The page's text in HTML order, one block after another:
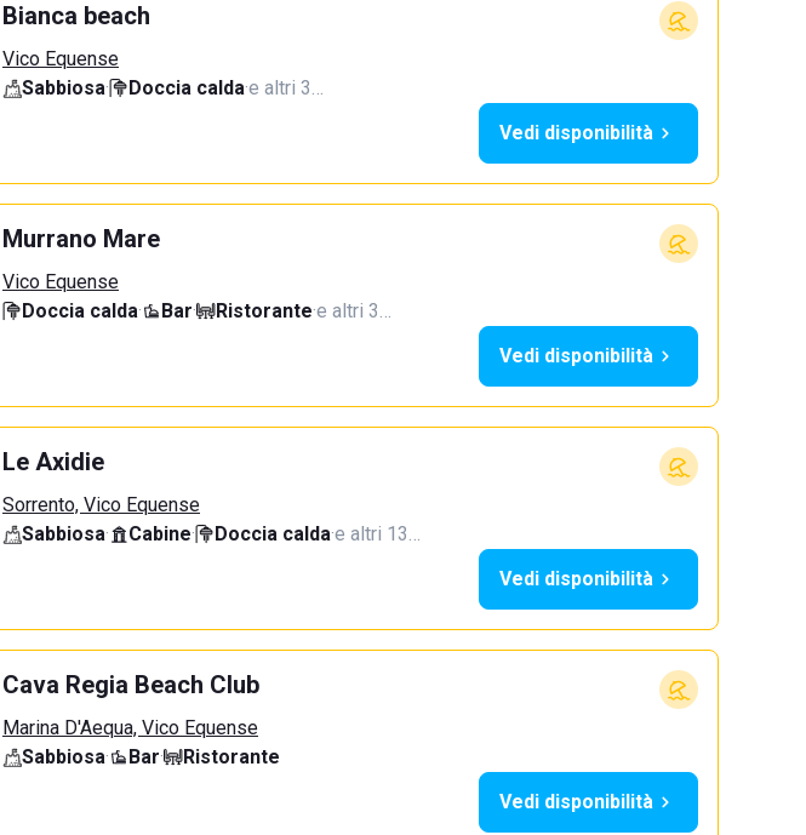
Bianca beach
Vico Equense
Sabbiosa· Doccia calda·e altri 3…
Vedi disponibilità
Murrano Mare
Vico Equense
Doccia calda· Bar· Ristorante·e altri 3…
Vedi disponibilità
Le Axidie
Sorrento, Vico Equense
Sabbiosa· Cabine· Doccia calda·e altri 13…
Vedi disponibilità
Cava Regia Beach Club
Marina D'Aequa, Vico Equense
Sabbiosa· Bar·
Ristorante
Vedi disponibilità